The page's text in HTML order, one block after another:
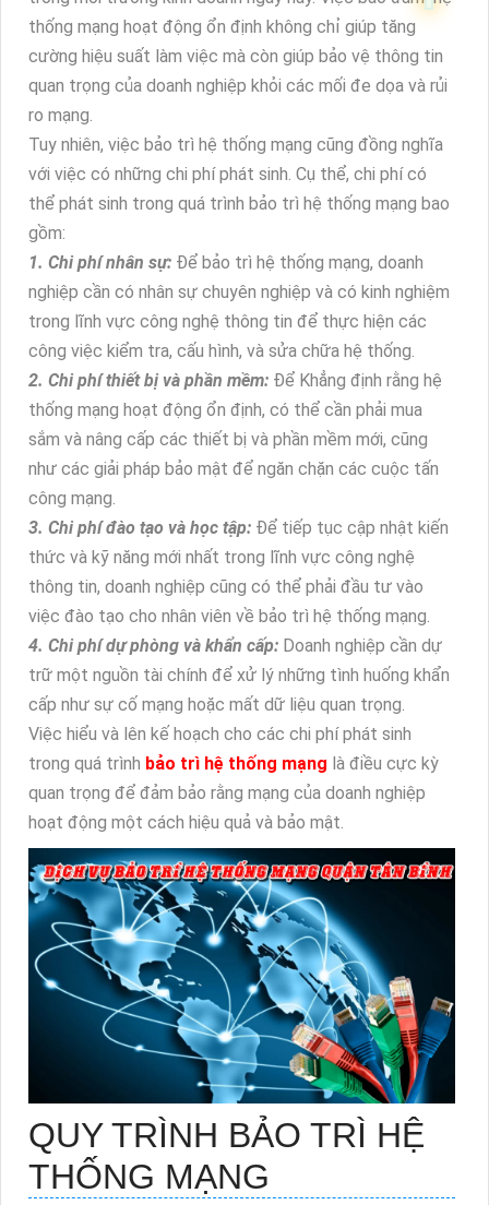
thống mạng hoạt động ổn định không chỉ giúp tăng
cường hiệu suất làm việc mà còn giúp bảo vệ thông tin
quan trọng của doanh nghiệp khỏi các mối đe dọa và rủi
ro mạng.
Tuy nhiên, việc bảo trì hệ thống mạng cũng đồng nghĩa
với việc có những chi phí phát sinh. Cụ thể, chi phí có
thể phát sinh trong quá trình bảo trì hệ thống mạng bao
gồm:
1. Chi phí nhân sự: Để bảo trì hệ thống mạng, doanh
nghiệp cần có nhân sự chuyên nghiệp và có kinh nghiệm
trong lĩnh vực công nghệ thông tin để thực hiện các
công việc kiểm tra, cấu hình, và sửa chữa hệ thống.
2. Chi phí thiết bị và phần mềm: Để Khẳng định rằng hệ
thống mạng hoạt động ổn định, có thể cần phải mua
sắm và nâng cấp các thiết bị và phần mềm mới, cũng
như các giải pháp bảo mật để ngăn chặn các cuộc tấn
công mạng.
3. Chi phí đào tạo và học tập: Để tiếp tục cập nhật kiến
thức và kỹ năng mới nhất trong lĩnh vực công nghệ
thông tin, doanh nghiệp cũng có thể phải đầu tư vào
việc đào tạo cho nhân viên về bảo trì hệ thống mạng.
4. Chi phí dự phòng và khẩn cấp: Doanh nghiệp cần dự
trữ một nguồn tài chính để xử lý những tình huống khẩn
cấp như sự cố mạng hoặc mất dữ liệu quan trọng.
Việc hiểu và lên kế hoạch cho các chi phí phát sinh
trong quá trình bảo trì hệ thống mạng là điều cực kỳ
quan trọng để đảm bảo rằng mạng của doanh nghiệp
hoạt động một cách hiệu quả và bảo mật.
QUY TRÌNH BẢO TRÌ HỆ
THỐNG MẠNG